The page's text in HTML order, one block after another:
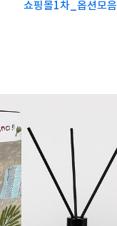
쇼핑몰1차_옵션모음